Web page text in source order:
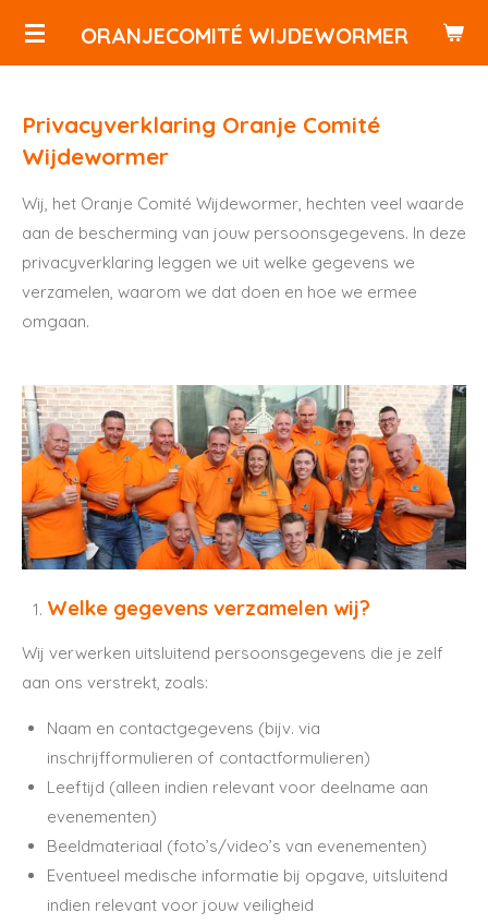
Ga
hoofdinhoud
ORANJECOMITÉ WIJDEWORMER
Privacyverklaring Oranje Comité
Wijdewormer
Wij, het Oranje Comité Wijdewormer, hechten veel waarde
aan de bescherming van jouw persoonsgegevens. In deze
privacyverklaring leggen we uit welke gegevens we
verzamelen, waarom we dat doen en hoe we ermee
omgaan.
Welke gegevens verzamelen wij?
Wij verwerken uitsluitend persoonsgegevens die je zelf
aan ons verstrekt, zoals:
Naam en contactgegevens (bijv. via
inschrijfformulieren of contactformulieren)
Leeftijd (alleen indien relevant voor deelname aan
evenementen)
Beeldmateriaal (foto’s/video’s van evenementen)
Eventueel medische informatie bij opgave, uitsluitend
indien relevant voor jouw veiligheid